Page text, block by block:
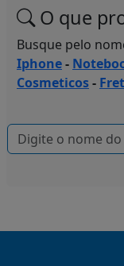
O que
Busque pelo
Iphone-
Cosmeticos-